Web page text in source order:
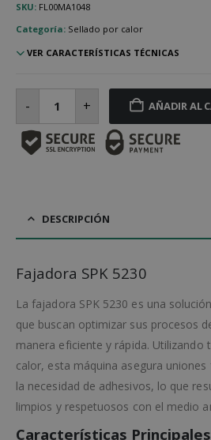
SKU: FL00MA1048
Categoría: Sellado por calor
VER CARACTERÍSTICAS TÉCNICAS
-
Fajadora
SPK
5230
cantidad
+ AÑADIR AL
DESCRIPCIÓN
Fajadora SPK 5230
La fajadora SPK 5230 es una
que buscan optimizar sus procesos
manera eficiente y rápida. Utilizando
calor, esta máquina asegura
la necesidad de adhesivos, lo que
limpios y respetuosos con el medio
Características Principales